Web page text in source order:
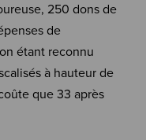
250 dons de
de
étant reconnu
à hauteur de
que 33 après